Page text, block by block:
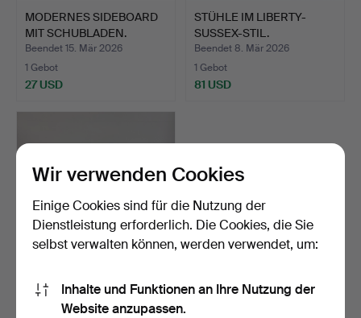
MODERNES SIDEBOARD
MIT SCHUBLADEN.
Beendet 15. Mär 2026
1 Gebot
27 USD
STÜHLE IM LIBERTY-
SUSSEX-STIL.
Beendet 8. Mär 2026
1 Gebot
81 USD
ANTIKER ESSTISCH UND
STÜHLE.
Wir verwenden Cookies
Einige Cookies sind für die Nutzung der
Dienstleistung erforderlich. Die Cookies, die Sie
selbst verwalten können, werden verwendet, um:
Inhalte und Funktionen an Ihre Nutzung der
Website anzupassen.